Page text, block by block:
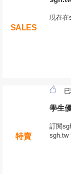
SALES
現在在
特賣
學生
訂閱
sgh.tw